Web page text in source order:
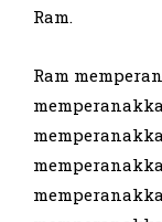
Ram.
Ram